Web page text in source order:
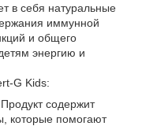
в себя натуральные
иммунной
и общего
энергию и
G Kids:
содержит
которые помогают